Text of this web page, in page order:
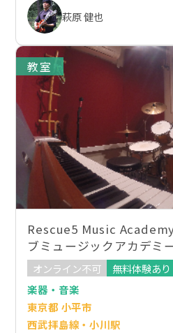
萩原 健也
教室
Rescue5 Music
ブミュージックアカデミ
オンライン不可
無料体験あり
楽器・音楽
東京都 小平市
西武拝島線・小川駅